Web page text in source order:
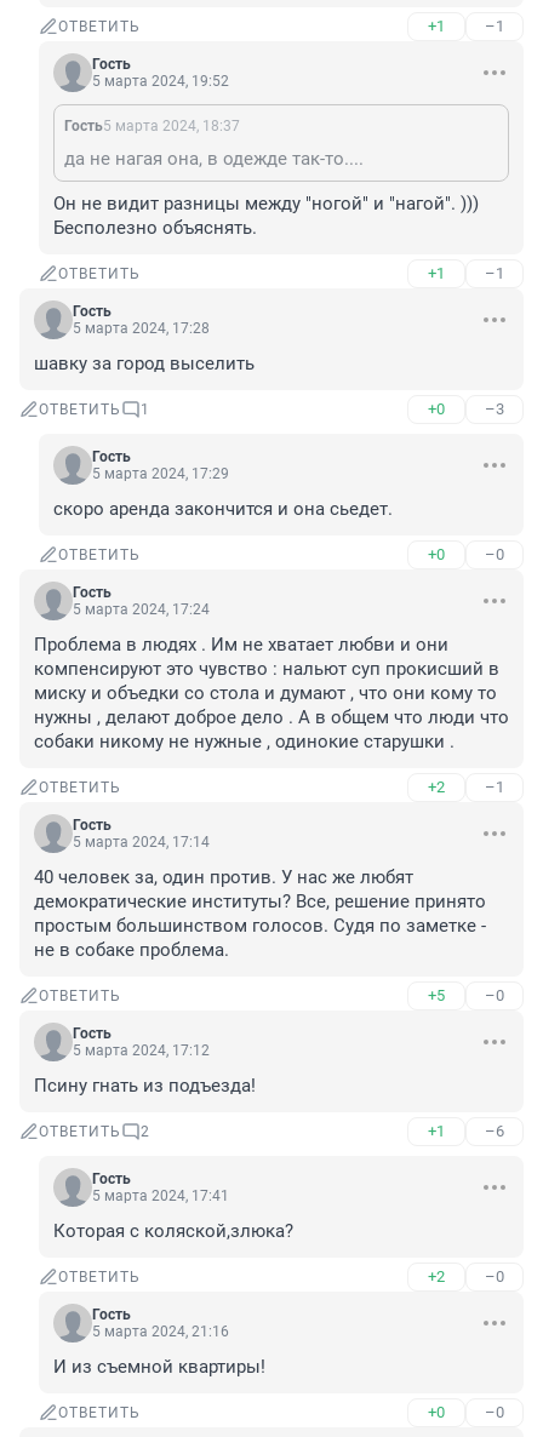
ОТВЕТИТЬ +1 –1
Гость
5 марта 2024, 19:52
Гость5 марта 2024, 18:37
да не нагая она, в одежде так-то....
Он не видит разницы между "ногой" и "нагой". )))
Бесполезно объяснять.
ОТВЕТИТЬ +1 –1
Гость
5 марта 2024, 17:28
шавку за город выселить
ОТВЕТИТЬ 1 +0 –3
Гость
5 марта 2024, 17:29
скоро аренда закончится и она сьедет.
ОТВЕТИТЬ +0 –0
Гость
5 марта 2024, 17:24
Проблема в людях . Им не хватает любви и они
компенсируют это чувство : нальют суп прокисший в
миску и объедки со стола и думают , что они кому то
нужны , делают доброе дело . А в общем что люди что
собаки никому не нужные , одинокие старушки .
ОТВЕТИТЬ +2 –1
Гость
5 марта 2024, 17:14
40 человек за, один против. У нас же любят
демократические институты? Все, решение принято
простым большинством голосов. Судя по заметке -
не в собаке проблема.
ОТВЕТИТЬ +5 –0
Гость
5 марта 2024, 17:12
Псину гнать из подъезда!
ОТВЕТИТЬ 2 +1 –6
Гость
5 марта 2024, 17:41
Которая с коляской,злюка?
ОТВЕТИТЬ +2 –0
Гость
5 марта 2024, 21:16
И из съемной квартиры!
ОТВЕТИТЬ +0 –0